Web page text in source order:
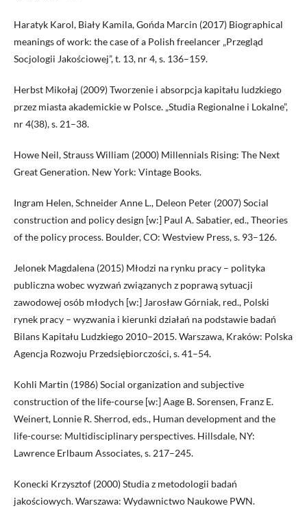
Haratyk Karol, Biały Kamila, Gońda Marcin (2017) Biographical
meanings of work: the case of a Polish freelancer „Przegląd
Socjologii Jakościowej”, t. 13, nr 4, s. 136–159.
Herbst Mikołaj (2009) Tworzenie i absorpcja kapitału ludzkiego
przez miasta akademickie w Polsce. „Studia Regionalne i Lokalne”,
nr 4(38), s. 21–38.
Howe Neil, Strauss William (2000) Millennials Rising: The Next
Great Generation. New York: Vintage Books.
Ingram Helen, Schneider Anne L., Deleon Peter (2007) Social
construction and policy design [w:] Paul A. Sabatier, ed., Theories
of the policy process. Boulder, CO: Westview Press, s. 93–126.
Jelonek Magdalena (2015) Młodzi na rynku pracy – polityka
publiczna wobec wyzwań związanych z poprawą sytuacji
zawodowej osób młodych [w:] Jarosław Górniak, red., Polski
rynek pracy – wyzwania i kierunki działań na podstawie badań
Bilans Kapitału Ludzkiego 2010–2015. Warszawa, Kraków: Polska
Agencja Rozwoju Przedsiębiorczości, s. 41–54.
Kohli Martin (1986) Social organization and subjective
construction of the life-course [w:] Aage B. Sorensen, Franz E.
Weinert, Lonnie R. Sherrod, eds., Human development and the
life-course: Multidisciplinary perspectives. Hillsdale, NY:
Lawrence Erlbaum Associates, s. 217–245.
Konecki Krzysztof (2000) Studia z metodologii badań
jakościowych. Warszawa: Wydawnictwo Naukowe PWN.